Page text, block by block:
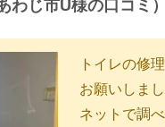
わじ市U様の口コミ）
トイレの修
お願いしま
ネットで調